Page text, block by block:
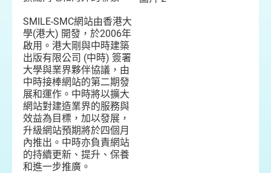
SMILE-SMC網站由香港大
學(港大) 開發，於2006年
啟用。港大剛與中時建築
出版有限公司 (中時) 簽署
大學與業界夥伴協議，由
中時接棒網站的第二期發
展和運作。中時將以擴大
網站對建造業界的服務與
效益為目標，加以發展，
升級網站預期將於四個月
內推出。中時亦負責網站
的持續更新、提升、保養
和進一步推廣。